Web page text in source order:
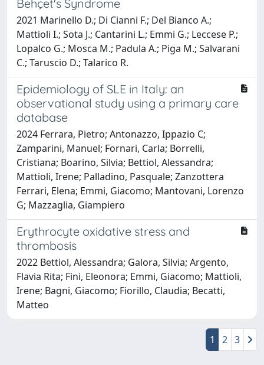
Behçet's Syndrome
2021 Marinello D.; Di Cianni F.; Del Bianco A.;
Mattioli I.; Sota J.; Cantarini L.; Emmi G.; Leccese P.;
Lopalco G.; Mosca M.; Padula A.; Piga M.; Salvarani
C.; Taruscio D.; Talarico R.
Epidemiology of SLE in Italy: an
observational study using a primary care
database
2024 Ferrara, Pietro; Antonazzo, Ippazio C;
Zamparini, Manuel; Fornari, Carla; Borrelli,
Cristiana; Boarino, Silvia; Bettiol, Alessandra;
Mattioli, Irene; Palladino, Pasquale; Zanzottera
Ferrari, Elena; Emmi, Giacomo; Mantovani, Lorenzo
G; Mazzaglia, Giampiero
Erythrocyte oxidative stress and
thrombosis
2022 Bettiol, Alessandra; Galora, Silvia; Argento,
Flavia Rita; Fini, Eleonora; Emmi, Giacomo; Mattioli,
Irene; Bagni, Giacomo; Fiorillo, Claudia; Becatti,
Matteo
1 2 3